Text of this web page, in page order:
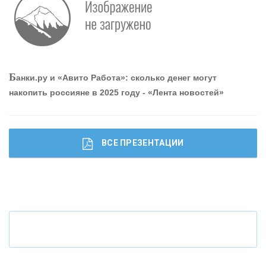
Работа мечты. Что банки делают для того, чтобы
привлечь и удержать персонал - «Интервью»
Что будет с наличными деньгами при цифровом
Банки.ру и «Авито Работа»: сколько денег могут
накопить россияне в 2025 году - «Лента новостей»
ВСЕ ПРЕЗЕНТАЦИИ